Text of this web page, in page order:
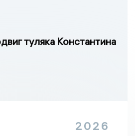
туляка Константина
2026